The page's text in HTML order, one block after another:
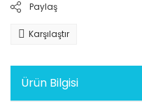
Paylaş
Karşılaştır
Ürün Bilgisi